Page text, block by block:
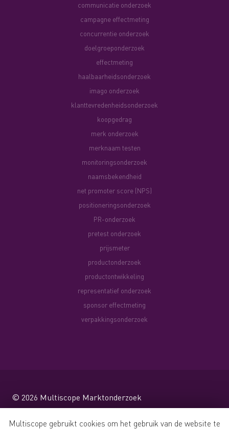
communicatie onderzoek
campagne effectmeting
concurrentie onderzoek
doelgroeponderzoek
effectmeting
haalbaarheidsonderzoek
imago onderzoek
klanttevredenheidsonderzoek
koopgedrag
merk onderzoek
merknaam testen
monitoringsonderzoek
naamsbekendheid
net promoter score (NPS)
positioneringsonderzoek
PR-onderzoek
pretest onderzoek
prijsmeter
productonderzoek
productontwikkeling
representatief onderzoek
sponsor effectmeting
verpakkingsonderzoek
© 2026 Multiscope Marktonderzoek
Website by Shareforce
Multiscope gebruikt cookies om het gebruik van de website te